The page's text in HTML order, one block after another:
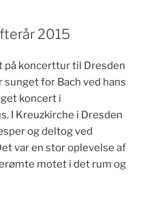
2015
på koncerttur til Dresden
sunget for Bach ved hans
koncert i
I Kreuzkirche i Dresden
og deltog ved
var en stor oplevelse af
motet i det rum og